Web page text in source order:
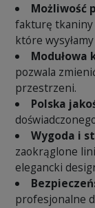
Możliwość
fakturę tkaniny
które
Modułowa
pozwala
przestrzeni.
Polska
Wygoda i
zaokrąglone
elegancki
profesjonalne